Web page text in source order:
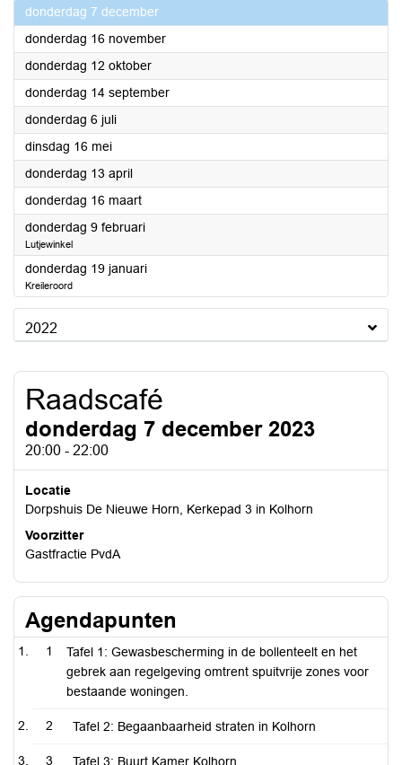
donderdag 7 december2023
donderdag 16 november2023
donderdag 12 oktober2023
donderdag 14 september2023
donderdag 6 juli2023
dinsdag 16 mei2023
donderdag 13 april2023
donderdag 16 maart2023
donderdag 9 februari2023
Lutjewinkel
donderdag 19 januari2023
Kreileroord
2022
Raadscafé
donderdag 7 december 2023
20:00 - 22:00
Locatie
Dorpshuis De Nieuwe Horn, Kerkepad 3 in Kolhorn
Voorzitter
Gastfractie PvdA
Agendapunten
1
Tafel 1: Gewasbescherming in de bollenteelt en het
gebrek aan regelgeving omtrent spuitvrije zones voor
bestaande woningen.
2 Tafel 2: Begaanbaarheid straten in Kolhorn
3 Tafel 3: Buurt Kamer Kolhorn